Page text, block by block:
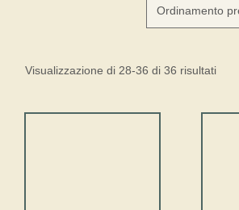
Visualizzazione di 28-36 di 36 risultati